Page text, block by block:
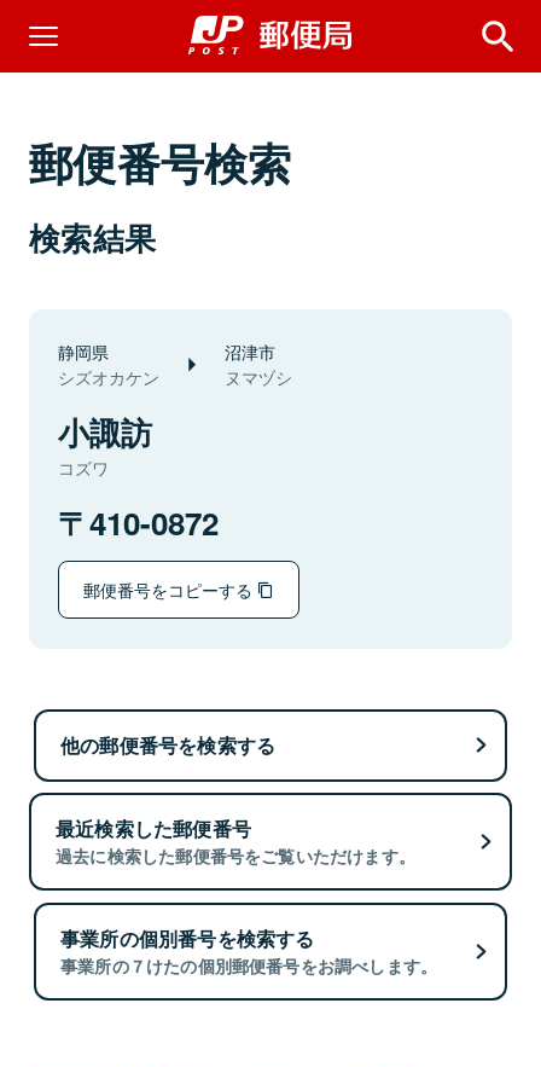
郵便番号検索
検索結果
静岡県
シズオカケン
沼津市
ヌマヅシ
小諏訪
コズワ
410-0872
郵便番号をコピーする
他の郵便番号を検索する
最近検索した郵便番号
過去に検索した郵便番号をご覧いただけます。
事業所の個別番号を検索する
事業所の７けたの個別郵便番号をお調べします。